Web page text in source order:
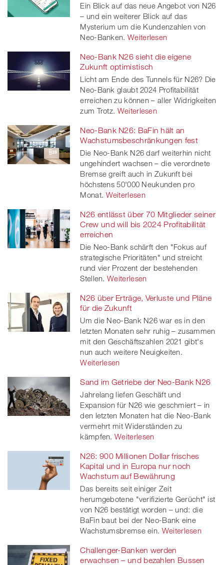
Ein Blick auf das neue Angebot von N26
– und ein weiterer Blick auf das
Mysterium um die Kundenzahlen von
Neo-Banken. Weiterlesen
Neo-Bank N26 sieht die eigene
Zukunft optimistisch
Licht am Ende des Tunnels für N26? Die
Neo-Bank glaubt 2024 Profitabilität
erreichen zu können – aller Widrigkeiten
zum Trotz. Weiterlesen
Neo-Bank N26: BaFin hält an
Wachstumsbeschränkungen fest
Die Neo-Bank N26 darf weiterhin nicht
ungehindert wachsen – die verordnete
Bremse greift auch in Zukunft bei
höchstens 50'000 Neukunden pro
Monat. Weiterlesen
N26 entlässt über 70 Mitglieder seiner
Crew und will bis 2024 Profitabilität
erreichen
Die Neo-Bank schärft den "Fokus auf
strategische Prioritäten" und streicht
rund vier Prozent der bestehenden
Stellen. Weiterlesen
N26 über Erträge, Verluste und Pläne
für die Zukunft
Um die Neo-Bank N26 war es in den
letzten Monaten sehr ruhig – zusammen
mit den Geschäftszahlen 2021 gibt's
nun auch weitere Neuigkeiten.
Weiterlesen
Sand im Getriebe der Neo-Bank N26
Jahrelang liefen Geschäft und
Expansion für N26 wie geschmiert – in
den letzten Monaten hat die Neo-Bank
vermehrt mit Widerständen zu
kämpfen. Weiterlesen
N26: 900 Millionen Dollar frisches
Kapital und in Europa nur noch
Wachstum auf Bewährung
Das bereits seit einiger Zeit
herumgebotene "verifizierte Gerücht" ist
von N26 bestätigt worden – und: die
BaFin baut bei der Neo-Bank eine
Wachstumsbremse ein. Weiterlesen
Challenger-Banken werden
erwachsen – und bezahlen Bussen